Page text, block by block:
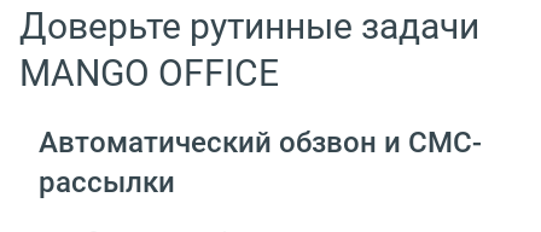
Доверьте рутинные задачи
MANGO OFFICE
Автоматический обзвон и СМС-
рассылки